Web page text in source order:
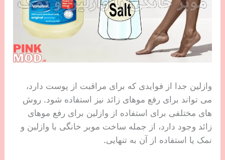
وازلین جدا از فوایدی که برای مراقبت از پوست دارد،
می تواند برای رفع موهای زائد نیز استفاده شود. روش
های مختلفی برای استفاده از وازلین برای رفع موهای
زائد وجود دارد، از جمله ساخت موبر خانگی با وازلین و
نمک یا استفاده از آن به تنهایی.